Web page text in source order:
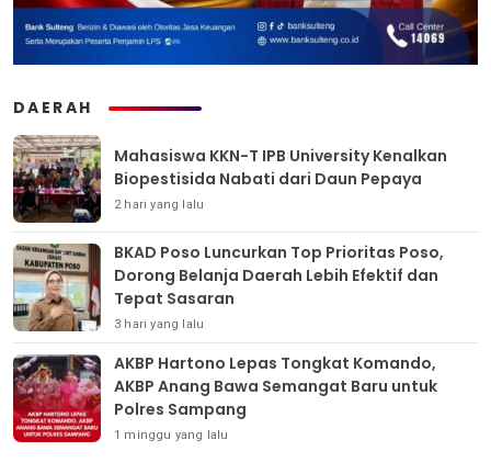
DAERAH
Mahasiswa KKN-T IPB University Kenalkan
Biopestisida Nabati dari Daun Pepaya
2 hari yang lalu
BKAD Poso Luncurkan Top Prioritas Poso,
Dorong Belanja Daerah Lebih Efektif dan
Tepat Sasaran
3 hari yang lalu
AKBP Hartono Lepas Tongkat Komando,
AKBP Anang Bawa Semangat Baru untuk
Polres Sampang
1 minggu yang lalu